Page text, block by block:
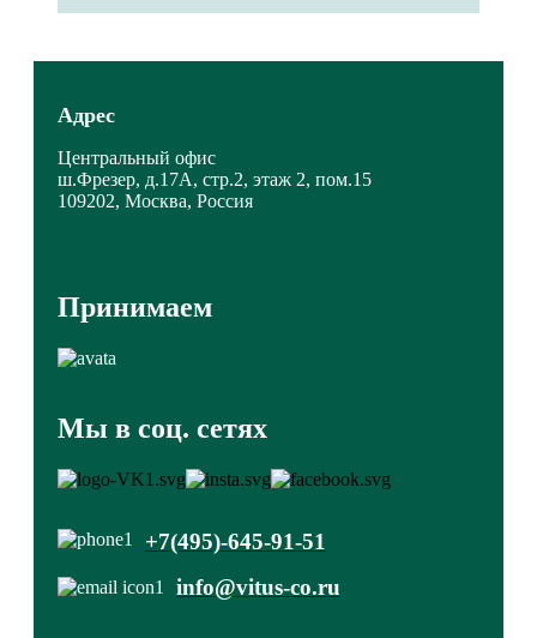
Адрес
Центральный офис
ш.Фрезер, д.17А, стр.2, этаж 2, пом.15
109202, Москва, Россия
Принимаем
Мы в соц. сетях
+7(495)-645-91-51
info@vitus-co.ru